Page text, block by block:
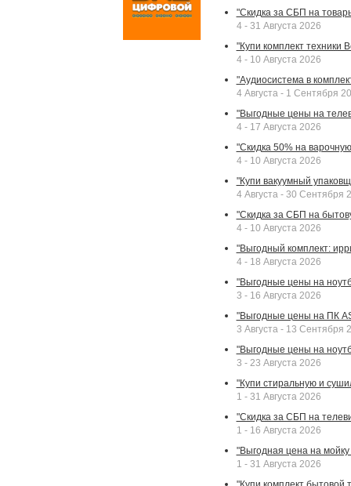
"Скидка за СБП на
4 - 31 Августа 2026
"Купи комплект техники
4 - 10 Августа 2026
"Аудиосистема в
4 Августа - 1 Сентября
"Выгодные цены на
4 - 17 Августа 2026
"Скидка 50% на
4 - 10 Августа 2026
"Купи вакуумный
4 Августа - 30 Сентября
"Скидка за СБП на
4 - 10 Августа 2026
"Выгодный комплект:
4 - 18 Августа 2026
"Выгодные цены на
3 - 16 Августа 2026
"Выгодные цены на ПК
3 Августа - 13 Сентября
"Выгодные цены на
3 - 23 Августа 2026
"Купи стиральную и
1 - 31 Августа 2026
"Скидка за СБП на
1 - 16 Августа 2026
"Выгодная цена на
1 - 31 Августа 2026